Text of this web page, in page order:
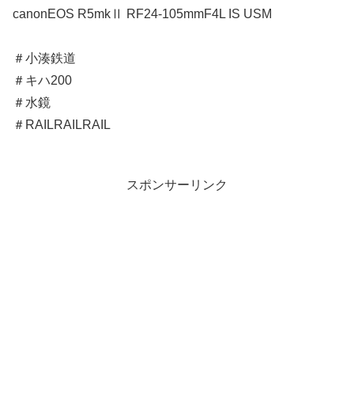
canonEOS R5mkⅡ RF24-105mmF4L IS USM
＃小湊鉄道
＃キハ200
＃水鏡
＃RAILRAILRAIL
スポンサーリンク